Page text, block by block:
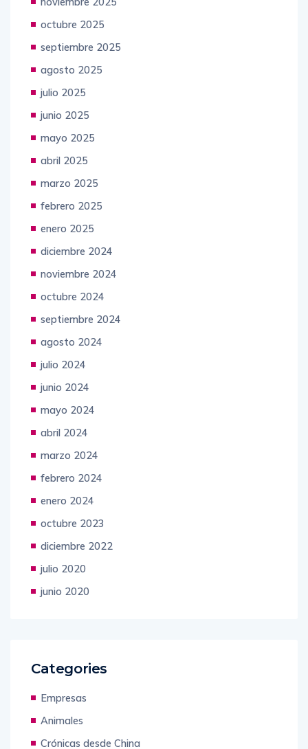
octubre 2025
septiembre 2025
agosto 2025
julio 2025
junio 2025
mayo 2025
abril 2025
marzo 2025
febrero 2025
enero 2025
diciembre 2024
noviembre 2024
octubre 2024
septiembre 2024
agosto 2024
julio 2024
junio 2024
mayo 2024
abril 2024
marzo 2024
febrero 2024
enero 2024
octubre 2023
diciembre 2022
julio 2020
junio 2020
Categories
Empresas
Animales
Crónicas desde China